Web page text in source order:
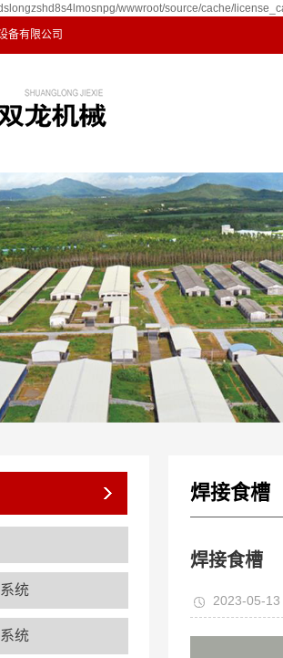
wwwroot/source/cache/
备有限公司
统
统
焊接食槽
焊接食槽
2023-05-13